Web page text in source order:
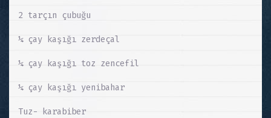
2 tarçın çubuğu
¼ çay kaşığı zerdeçal
¼ çay kaşığı toz zencefil
¼ çay kaşığı yenibahar
Tuz- karabiber